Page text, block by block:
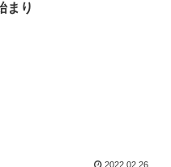
まり
2022.02.26